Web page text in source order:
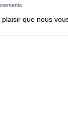
plaisir que nous